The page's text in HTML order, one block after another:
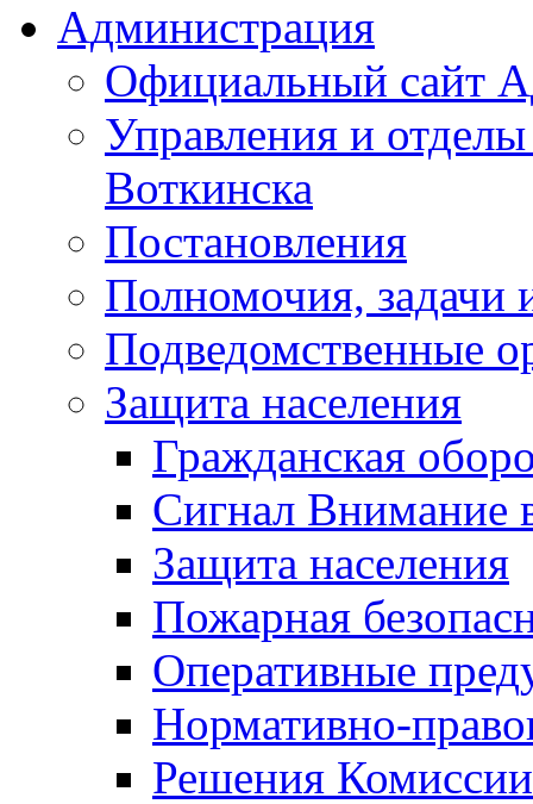
Администрация
Официальный сайт
Управления и
Воткинска
Постановления
Полномочия, задачи
Подведомственные
Защита населения
Гражданская
Сигнал Внимание
Защита населения
Пожарная
Оперативные
Нормативно-
Решения